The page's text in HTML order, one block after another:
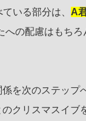
いる部分は、 A
への配慮はもちろ
を次のステップ
クリスマスイブ